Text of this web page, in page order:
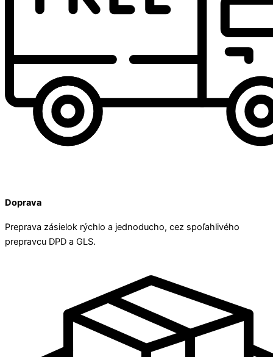
Doprava
Preprava zásielok rýchlo a jednoducho, cez spoľahlivého
prepravcu DPD a GLS.